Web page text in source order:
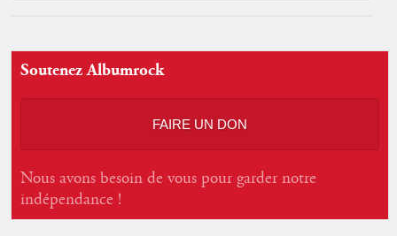
Soutenez Albumrock
FAIRE UN DON
Nous avons besoin de vous pour garder notre
indépendance !